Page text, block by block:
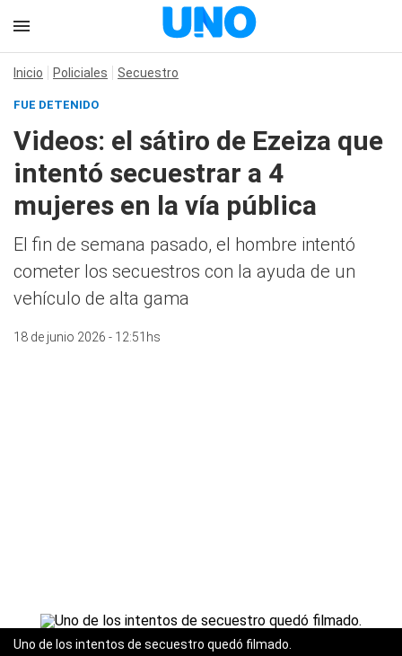
Inicio Policiales Secuestro
FUE DETENIDO
Videos: el sátiro de Ezeiza que
intentó secuestrar a 4
mujeres en la vía pública
El fin de semana pasado, el hombre intentó
cometer los secuestros con la ayuda de un
vehículo de alta gama
18 de junio 2026 - 12:51hs
Uno de los intentos de secuestro quedó filmado.